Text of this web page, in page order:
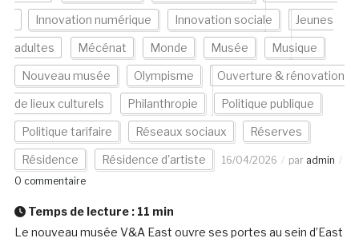
Innovation numérique Innovation sociale Jeunes
adultes Mécénat Monde Musée Musique
Nouveau musée Olympisme Ouverture & rénovation
de lieux culturels Philanthropie Politique publique
Politique tarifaire Réseaux sociaux Réserves
Résidence Résidence d'artiste 16/04/2026 par admin
0 commentaire
Temps de lecture : 11 min
Le nouveau musée V&A East ouvre ses portes au sein d’East